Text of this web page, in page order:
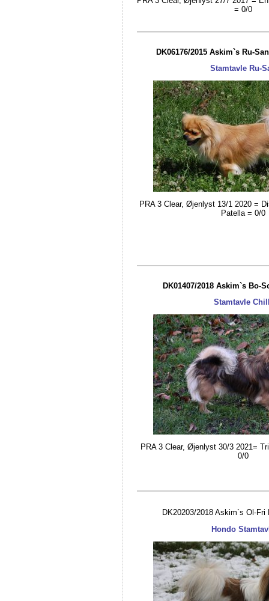
= 0/0
DK06176/2015 Askim`s Ru-
Stamtavle Ru-
PRA 3 Clear, Øjenlyst 13/1 2020 =
Patella = 0/0
DK01407/2018 Askim`s Bo-
Stamtavle
PRA 3 Clear, Øjenlyst 30/3 2021=
0/0
DK20203/2018 Askim`s Ol-Fri
Hondo